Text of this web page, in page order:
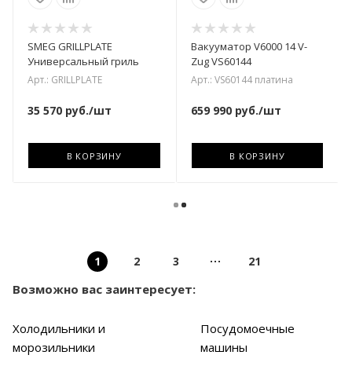
SMEG GRILLPLATE
Универсальный гриль
Арт.: GRILLPLATE
35 570 руб./шт
В КОРЗИНУ
Вакууматор V6000 14 V-
Zug VS60144
Арт.: VS60144 платина
659 990руб./шт
В КОРЗИНУ
1 2 3 21
Возможно вас заинтересует:
Холодильники и
морозильники
Посудомоечные
машины